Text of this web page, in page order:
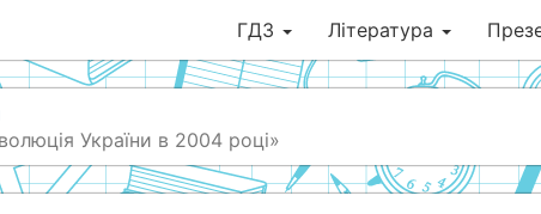
ГДЗ Література
України в 2004 році»